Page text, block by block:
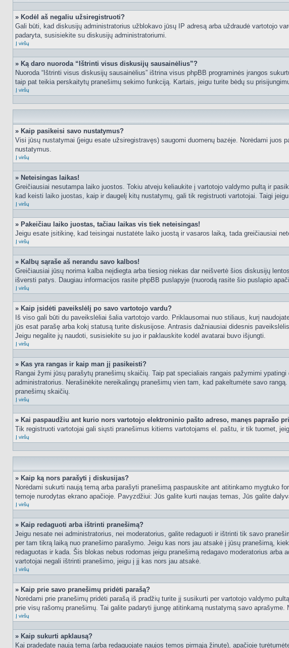
» Kodėl aš negaliu užsiregistruoti?
Gali būti, kad diskusijų administratorius užblokavo jūsų IP adresą arba uždraudė vartotojo
padaryta, susisiekite su diskusijų administratoriumi.
Į viršų
» Ką daro nuoroda “Ištrinti visus diskusijų sausainėlius”?
Nuoroda “Ištrinti visus diskusijų sausainėlius” ištrina visus phpBB programinės įrangos
taip pat teikia perskaitytų pranešimų sekimo funkciją. Kartais, jeigu turite bėdų su
Į viršų
» Kaip pasikeisi savo nustatymus?
Visi jūsų nustatymai (jeigu esate užsiregistravęs) saugomi duomenų bazėje. Norėdami
nustatymus.
Į viršų
» Neteisingas laikas!
Greičiausiai nesutampa laiko juostos. Tokiu atveju keliaukite į vartotojo valdymo pultą ir
kad keisti laiko juostas, kaip ir daugelį kitų nustatymų, gali tik registruoti vartotojai. Taigi
Į viršų
» Pakeičiau laiko juostas, tačiau laikas vis tiek neteisingas!
Jeigu esate įsitikinę, kad teisingai nustatėte laiko juostą ir vasaros laiką, tada greičiausiai
Į viršų
» Kalbų sąraše aš nerandu savo kalbos!
Greičiausiai jūsų norima kalba neįdiegta arba tiesiog niekas dar neišvertė šios diskusijų
išversti patys. Daugiau informacijos rasite phpBB puslapyje (nuorodą rasite šio puslapio
Į viršų
» Kaip įsidėti paveikslėlį po savo vartotojo vardu?
Iš viso gali būti du paveikslėliai šalia vartotojo vardo. Priklausomai nuo stiliaus, kurį
jūs esat parašę arba kokį statusą turite diskusijose. Antrasis dažniausiai didesnis
Jeigu negalite jų naudoti, susisiekite su juo ir paklauskite kodėl avatarai buvo išjungti.
Į viršų
» Kas yra rangas ir kaip man jį pasikeisti?
Rangai žymi jūsų parašytų pranešimų skaičių. Taip pat specialiais rangais pažymimi
administratorius. Nerašinėkite nereikalingų pranešimų vien tam, kad pakeltumėte savo
pranešimų skaičių.
Į viršų
» Kai paspaudžiu ant kurio nors vartotojo elektroninio pašto adreso, manęs paprašo
Tik registruoti vartotojai gali siųsti pranešimus kitiems vartotojams el. paštu, ir tik tuomet,
Į viršų
» Kaip ką nors parašyti į diskusijas?
Norėdami sukurti naują temą arba parašyti pranešimą paspauskite ant atitinkamo mygtuko
temoje nurodytas ekrano apačioje. Pavyzdžiui: Jūs galite kurti naujas temas, Jūs galite
Į viršų
» Kaip redaguoti arba ištrinti pranešimą?
Jeigu nesate nei administratorius, nei moderatorius, galite redaguoti ir ištrinti tik savo
per tam tikrą laiką nuo pranešimo parašymo. Jeigu kas nors jau atsakė į jūsų pranešimą,
redaguotas ir kada. Šis blokas nebus rodomas jeigu pranešimą redagavo moderatorius
vartotojai negali ištrinti pranešimo, jeigu į jį kas nors jau atsakė.
Į viršų
» Kaip prie savo pranešimų pridėti parašą?
Norėdami prie pranešimų pridėti parašą iš pradžių turite jį susikurti per vartotojo valdymo
prie visų rašomų pranešimų. Tai galite padaryti įjungę atitinkamą nustatymą savo
Į viršų
» Kaip sukurti apklausą?
Kai pradedate naują temą (arba redaguojate naujos temos pirmąją žinutę), apačioje